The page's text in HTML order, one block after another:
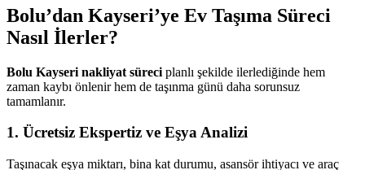
Bolu’dan Kayseri’ye Ev Taşıma Süreci
Nasıl İlerler?
Bolu Kayseri nakliyat süreci planlı şekilde ilerlediğinde hem
zaman kaybı önlenir hem de taşınma günü daha sorunsuz
tamamlanır.
1. Ücretsiz Ekspertiz ve Eşya Analizi
Taşınacak eşya miktarı, bina kat durumu, asansör ihtiyacı ve araç